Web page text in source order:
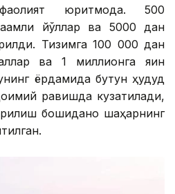
юритмоқда. 500
йўллар ва 5000 дан
Тизимга 100 000 дан
ва 1 миллионга яқин
ёрдамида бутун ҳудуд
равишда кузатилади,
бошиданоқ шаҳарнинг